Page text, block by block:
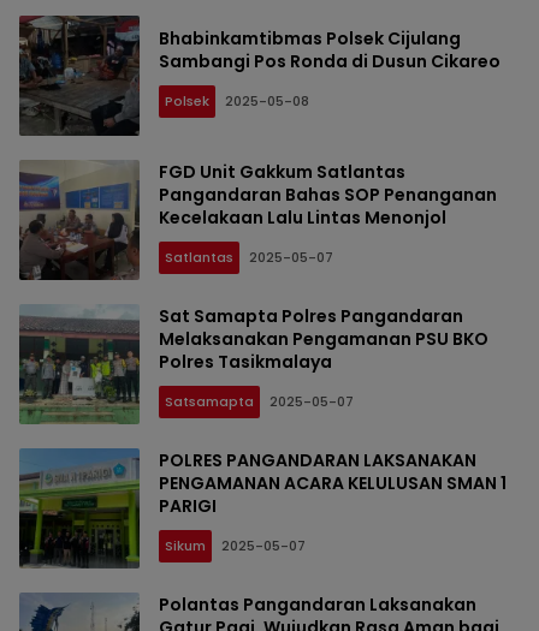
Bhabinkamtibmas Polsek Cijulang
Sambangi Pos Ronda di Dusun Cikareo
Polsek 2025-05-08
FGD Unit Gakkum Satlantas
Pangandaran Bahas SOP Penanganan
Kecelakaan Lalu Lintas Menonjol
Satlantas 2025-05-07
Sat Samapta Polres Pangandaran
Melaksanakan Pengamanan PSU BKO
Polres Tasikmalaya
Satsamapta 2025-05-07
POLRES PANGANDARAN LAKSANAKAN
PENGAMANAN ACARA KELULUSAN SMAN 1
PARIGI
Sikum 2025-05-07
Polantas Pangandaran Laksanakan